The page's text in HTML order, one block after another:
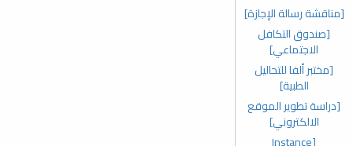
[مناقشة رسالة الإجازة]
[صندوق التكافل
الاجتماعي]
[مختبر ألفا للتحاليل
الطبية]
[دراسة تطوير الموقع
الالكتروني]